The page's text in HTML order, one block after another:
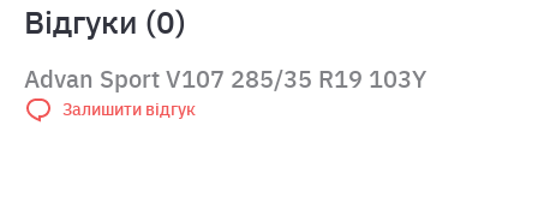
Відгуки (0)
Advan Sport V107 285/35 R19 103Y
Залишити відгук